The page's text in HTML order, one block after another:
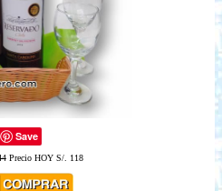
Save
Precio HOY S/. 118